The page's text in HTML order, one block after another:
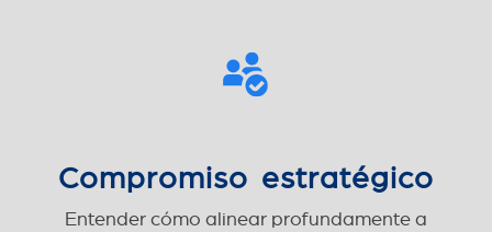
Compromiso estratégico
Entender cómo alinear profundamente a